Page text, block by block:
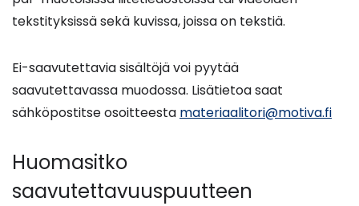
tekstityksissä sekä kuvissa, joissa on tekstiä.
Ei-saavutettavia sisältöjä voi pyytää
saavutettavassa muodossa. Lisätietoa saat
sähköpostitse osoitteesta materiaalitori@motiva.fi
Huomasitko
saavutettavuuspuutteen